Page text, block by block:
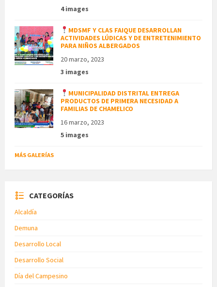
4 images
MDSMF Y CLAS FAIQUE DESARROLLAN
ACTIVIDADES LÚDICAS Y DE ENTRETENIMIENTO
PARA NIÑOS ALBERGADOS
20 marzo, 2023
3 images
MUNICIPALIDAD DISTRITAL ENTREGA
PRODUCTOS DE PRIMERA NECESIDAD A
FAMILIAS DE CHAMELICO
16 marzo, 2023
5 images
MÁS GALERÍAS
CATEGORÍAS
Alcaldía
Demuna
Desarrollo Local
Desarrollo Social
Día del Campesino